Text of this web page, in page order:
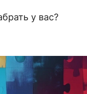
у вас?